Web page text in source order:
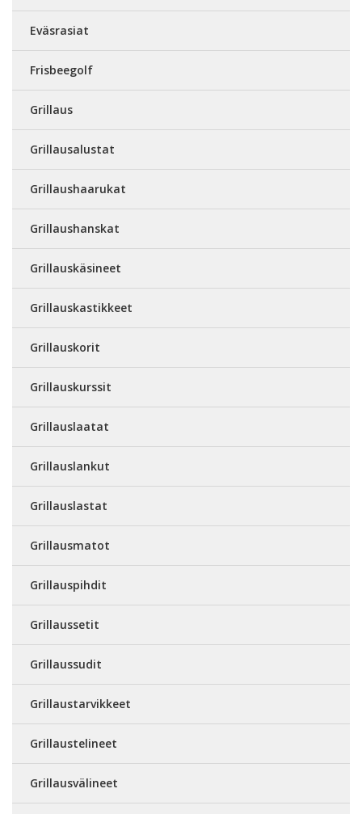
Eväsrasiat
Frisbeegolf
Grillaus
Grillausalustat
Grillaushaarukat
Grillaushanskat
Grillauskäsineet
Grillauskastikkeet
Grillauskorit
Grillauskurssit
Grillauslaatat
Grillauslankut
Grillauslastat
Grillausmatot
Grillauspihdit
Grillaussetit
Grillaussudit
Grillaustarvikkeet
Grillaustelineet
Grillausvälineet